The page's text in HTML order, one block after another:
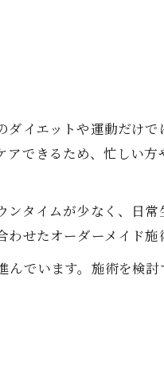
術選び
情
解説
持されるワケ
由
イエットや運動だけ
できるため、忙しい
タイムが少なく、日
せたオーダーメイド施
でいます。施術を検